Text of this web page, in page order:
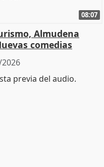
08:07
Almudena
comedias